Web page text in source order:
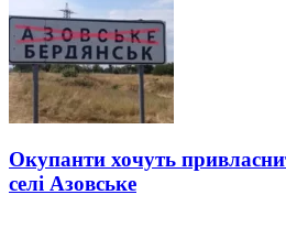
Окупанти хочуть
селі Азовське